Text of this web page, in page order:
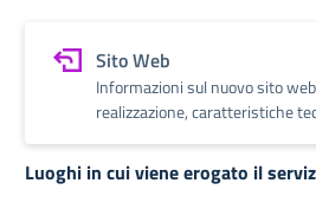
Sito Web
Informazioni sul nuovo sito
realizzazione, caratteristiche
Luoghi in cui viene erogato il